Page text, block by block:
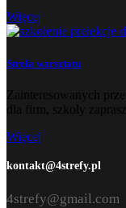
Więcej
Strefa warsztatu
Zainteresowanych
dla firm, szkoły
Więcej
kontakt@4strefy.pl
4strefy@gmail.com